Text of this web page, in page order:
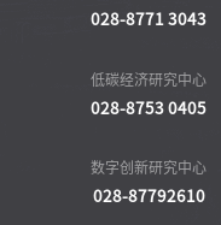
028-8771 3043
低碳经济研究中心
028-8753 0405
数字创新研究中心
028-87792610